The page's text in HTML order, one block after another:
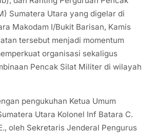
Sumatera Utara yang digelar di
Makodam I/Bukit Barisan, Kamis
tersebut menjadi momentum
organisasi sekaligus
Pencak Silat Militer di wilayah
pengukuhan Ketua Umum
Utara Kolonel Inf Batara C.
oleh Sekretaris Jenderal Pengurus